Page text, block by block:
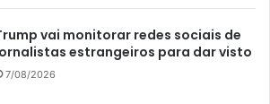
vai monitorar redes sociais de
estrangeiros para dar visto
7/08/2026